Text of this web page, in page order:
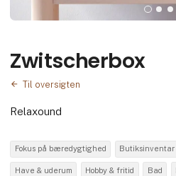
Zwitscherbox
Til oversigten
Relaxound
Fokus på bæredygtighed Butiksinventar
Have & uderum Hobby & fritid Bad